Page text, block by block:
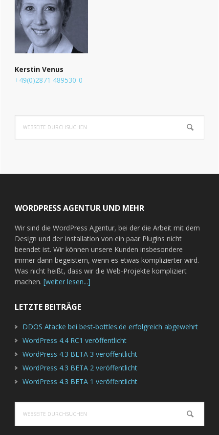
Kerstin Venus
+49(0)2871 489530-0
durchsuchen
WORDPRESS AGENTUR UND MEHR
Wir sind die WordPress Agentur, bei der die Arbeit mit dem
Design und der Installation von ein paar Plugins nicht
beendet ist. Wir können unsere Kunden insbesondere
immer dann begeistern, wenn es etwas komplizierter wird.
Was nicht heißt, dass wir die Web-Projekte kompliziert
machen. [weiter lesen...]
LETZTE BEITRÄGE
DDOS Atacke bei best-bottles.de erfolgreich abgewehrt
WordPress 4.4 RC1 veröffentlicht
WordPress 4.3 BETA 3 veröffentlicht
WordPress 4.3 BETA 2 veröffentlicht
WordPress 4.3 BETA 1 veröffentlicht
durchsuchen